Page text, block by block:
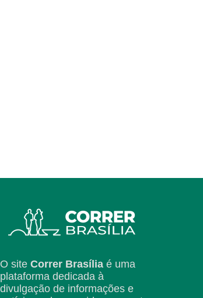
O site Correr Brasília é uma
plataforma dedicada à
divulgação de informações e